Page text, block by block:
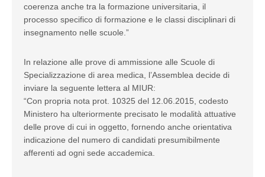
coerenza anche tra la formazione universitaria, il
processo specifico di formazione e le classi disciplinari di
insegnamento nelle scuole.”
In relazione alle prove di ammissione alle Scuole di
Specializzazione di area medica, l’Assemblea decide di
inviare la seguente lettera al MIUR:
“Con propria nota prot. 10325 del 12.06.2015, codesto
Ministero ha ulteriormente precisato le modalità attuative
delle prove di cui in oggetto, fornendo anche orientativa
indicazione del numero di candidati presumibilmente
afferenti ad ogni sede accademica.